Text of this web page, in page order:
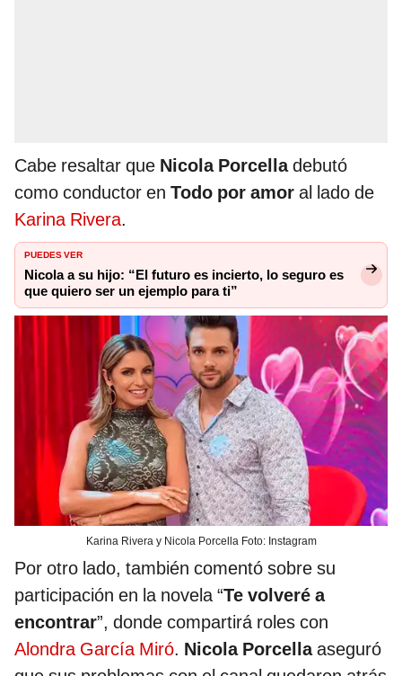
Cabe resaltar que Nicola Porcelladebutó
como conductor en Todo por amor al lado de
Karina Rivera.
PUEDES VER
Nicola a su hijo: “El futuro es incierto, lo seguro es
que quiero ser un ejemplo para ti”
Karina Rivera y Nicola Porcella Foto: Instagram
Por otro lado, también comentó sobre su
participación en la novela “Te volveré a
encontrar”, donde compartirá roles con
Alondra García Miró. Nicola Porcellaaseguró